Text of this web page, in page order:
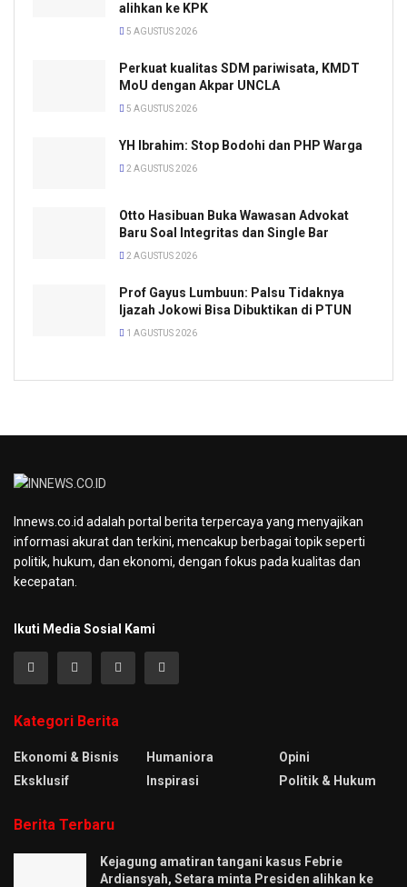
alihkan ke KPK
5 AGUSTUS 2026
Perkuat kualitas SDM pariwisata, KMDT
MoU dengan Akpar UNCLA
5 AGUSTUS 2026
YH Ibrahim: Stop Bodohi dan PHP Warga
2 AGUSTUS 2026
Otto Hasibuan Buka Wawasan Advokat
Baru Soal Integritas dan Single Bar
2 AGUSTUS 2026
Prof Gayus Lumbuun: Palsu Tidaknya
Ijazah Jokowi Bisa Dibuktikan di PTUN
1 AGUSTUS 2026
Innews.co.id adalah portal berita terpercaya yang menyajikan
informasi akurat dan terkini, mencakup berbagai topik seperti
politik, hukum, dan ekonomi, dengan fokus pada kualitas dan
kecepatan.
Ikuti Media Sosial Kami
Kategori Berita
Ekonomi & Bisnis
Eksklusif
Humaniora
Inspirasi
Opini
Politik & Hukum
Berita Terbaru
Kejagung amatiran tangani kasus Febrie
Ardiansyah, Setara minta Presiden alihkan ke